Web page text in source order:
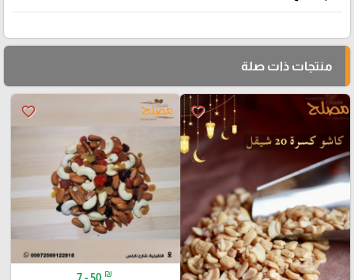
منتجات ذات صلة
favorite_border
favorite_border
₪